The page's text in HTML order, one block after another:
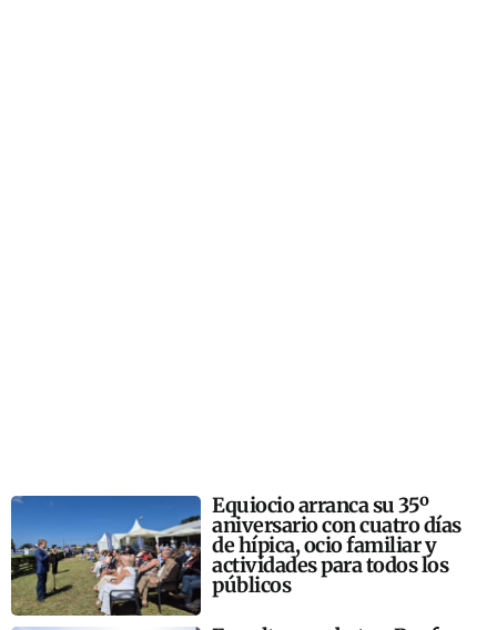
Equiocio arranca su 35º
aniversario con cuatro días
de hípica, ocio familiar y
actividades para todos los
públicos